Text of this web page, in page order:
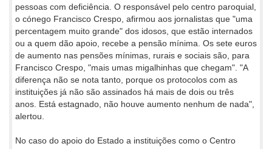
pessoas com deficiência. O responsável pelo centro paroquial,
o cónego Francisco Crespo, afirmou aos jornalistas que "uma
percentagem muito grande" dos idosos, que estão internados
ou a quem dão apoio, recebe a pensão mínima. Os sete euros
de aumento nas pensões mínimas, rurais e sociais são, para
Francisco Crespo, "mais umas migalhinhas que chegam". "A
diferença não se nota tanto, porque os protocolos com as
instituições já não são assinados há mais de dois ou três
anos. Está estagnado, não houve aumento nenhum de nada",
alertou.
No caso do apoio do Estado a instituições como o Centro